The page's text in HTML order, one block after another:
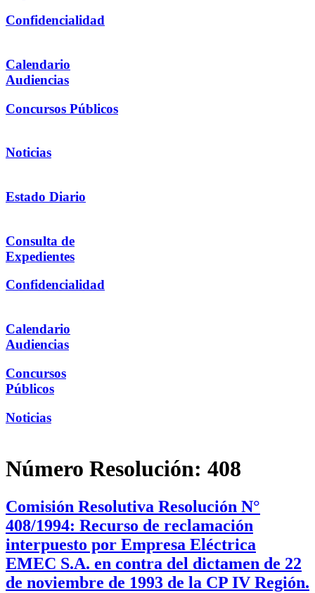
Confidencialidad
Calendario
Audiencias
Concursos Públicos
Noticias
Estado Diario
Consulta de
Expedientes
Confidencialidad
Calendario
Audiencias
Concursos
Públicos
Noticias
Número Resolución: 408
Comisión Resolutiva Resolución N°
408/1994: Recurso de reclamación
interpuesto por Empresa Eléctrica
EMEC S.A. en contra del dictamen de 22
de noviembre de 1993 de la CP IV Región.